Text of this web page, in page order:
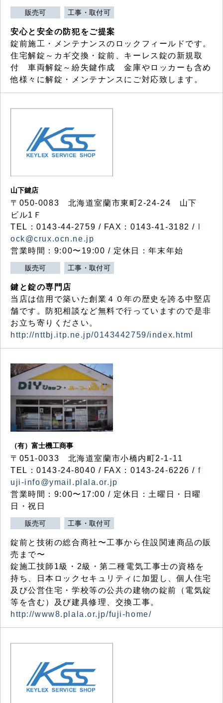
販売可 工事・取付可
安心と安全の防犯をご提案
錠前施工・メンテナンスのロックフィールドです。
住宅解錠～カギ交換・錠前、キーレス錠の新規取
付 車両解錠～紛失鍵作成 金庫やロッカーも含め
他様々に解錠・メンテナンスにご対応致します。
山下鍵店
〒050-0083 北海道室蘭市東町2-24-24 山下
ビル1Ｆ
TEL：0143-44-2759 / FAX：0143-41-3182 /
ock@crux.ocn.ne.jp
営業時間：9:00〜19:00 / 定休日：年末年始
販売可 工事・取付可
鍵と錠の専門店
当店は信用で築いた創業４０年の歴史を誇る中堅店
舗です。防犯相談など無料で行っていますので是非
お立ち寄りください。
http://nttbj.itp.ne.jp/0143442759/index.html
（有）富士機工商事
〒051-0033 北海道室蘭市小橋内町2-1-11
TEL：0143-24-8040 / FAX：0143-24-6226 / f
uji-info@ymail.plala.or.jp
営業時間：9:00〜17:00 / 定休日：土曜日・日曜
日・祝日
販売可 工事・取付可
錠前と技術の総合商社〜工事から住設関連商品の販
売まで〜
錠施工技師1級・2級・第二種電気工事士の資格を
持ち、日本ロックセキュリティに加盟し、個人住宅
及び公営住宅・学校等の公共の建物の錠前（電気錠
等を含む）及び建具修理、交換工事。
http://www8.plala.or.jp/fuji-home/